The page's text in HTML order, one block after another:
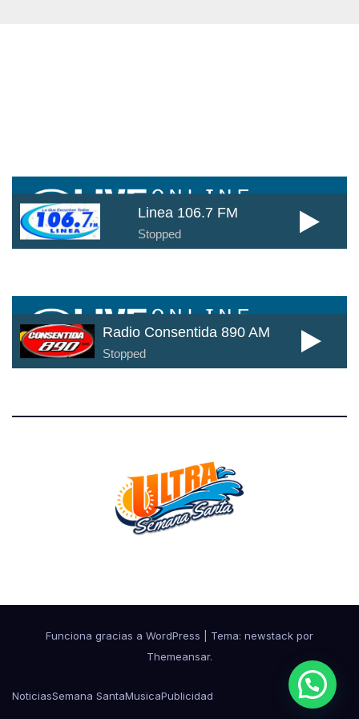
Funciona gracias a WordPress
Tema: newstack por
Themeansar.
NoticiasSemana SantaMusicaPublicidad